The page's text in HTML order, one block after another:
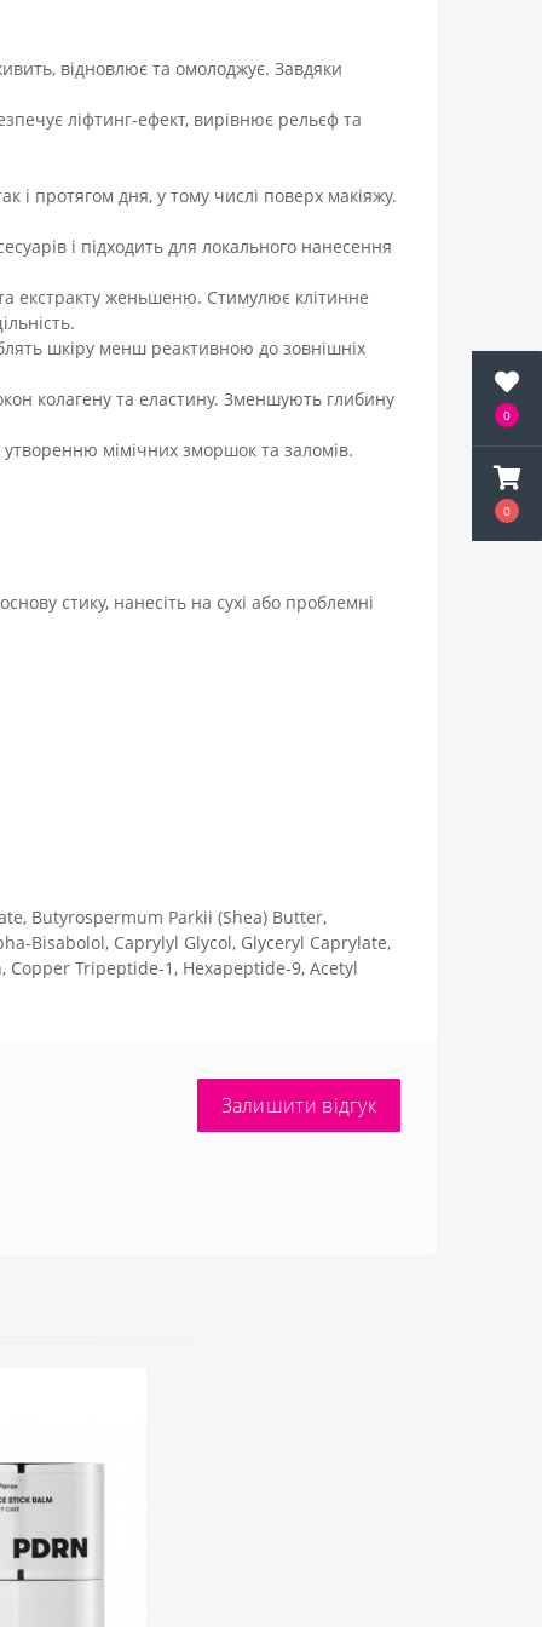
0
0
відновлює та омолоджує. Завдяки
ліфтинг-ефект, вирівнює рельєф та
і протягом дня, у тому числі поверх макіяжу.
і підходить для локального нанесення
екстракту женьшеню. Стимулює клітинне
шкіру менш реактивною до зовнішніх
колагену та еластину. Зменшують глибину
мімічних зморшок та заломів.
стику, нанесіть на сухі або проблемні
Butyrospermum Parkii (Shea) Butter,
Bisabolol, Caprylyl Glycol, Glyceryl Caprylate,
Copper Tripeptide-1, Hexapeptide-9, Acetyl
Залишити відгук